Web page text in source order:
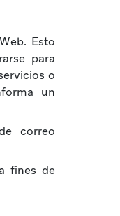
Esto
para
o
un
correo
fines de